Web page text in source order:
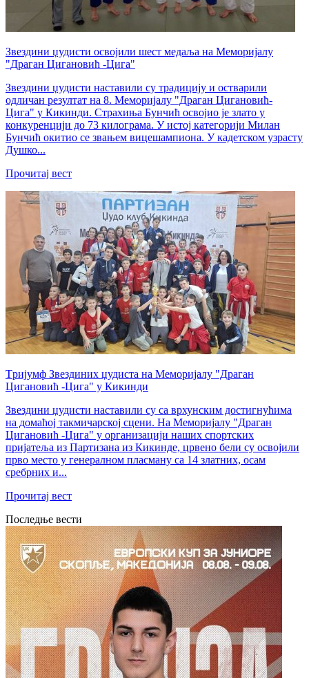
Звездини џудисти освојили шест медаља на Меморијалу
"Драган Цигановић -Цига"
Звездини џудисти наставили су традицију и остварили
одличан резултат на 8. Меморијалу "Драган Цигановић-
Цига" у Кикинди. Страхиња Бунчић освојио је злато у
конкуренцији до 73 килограма. У истој категорији Милан
Бунчић окитио се звањем вицешампиона. У кадетском узрасту
Душко...
Прочитај вест
Tријумф Звездиних џудиста на Меморијалу "Драган
Цигановић -Цига" у Кикинди
Звездини џудисти наставили су са врхунским достигнућима
на домаћој такмичарској сцени. На Меморијалу "Драган
Цигановић -Цига" у организацији наших спортских
пријатеља из Партизана из Кикинде, црвено бели су освојили
прво место у генералном пласману са 14 златних, осам
сребрних и...
Прочитај вест
Последње вести